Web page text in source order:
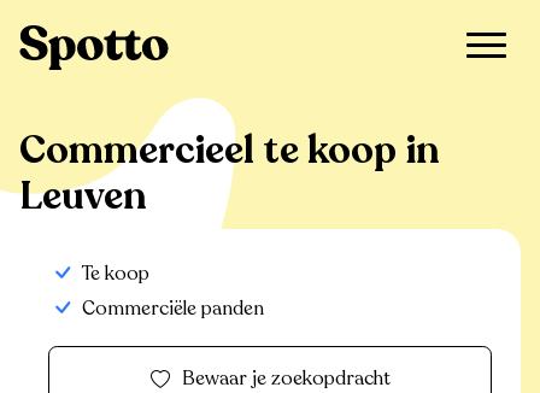
Leuven >
Commercieel te koop in
Leuven
Te koop
Commerciële panden
Bewaar je zoekopdracht